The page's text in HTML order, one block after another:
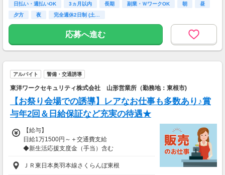
前日18時までに行う勤怠報告の承認後
翌日の平日毎日AM10時までの申請分が
<申請当日15時まで>ご都合に合わせて、コンビ
ニATMでもお給料Get◎
※稼働分のみ支給/規定あり
【給与支払】
日払い
【交通費】
別途一部支給
交通費一部支給（規定あり）
可能です。
ＪＲ東日本奥羽本線乱川
日払い・週払いOK 3ヵ月以内 長期 副業・ＷワークOK 朝
昼
夕方
夜 完全週休2日制 (土…
応募へ進む
アルバイト 警備・交通誘導
東洋ワークセキュリティ株式会社 山形営業所（勤務地：東根市)
【お祭り会場での誘導】レアなお仕事も多数あり♪賞
与年2回＆日給保証など充実の待遇★
【給与】
日給1万1500円～＋交通費支給
◆新生活応援支度金（手当）含む
┗ 研修終了＆現場配属後、日給＋3000円！(入
社後3ヶ月間)
ＪＲ東日本奥羽本線さくらんぼ東根